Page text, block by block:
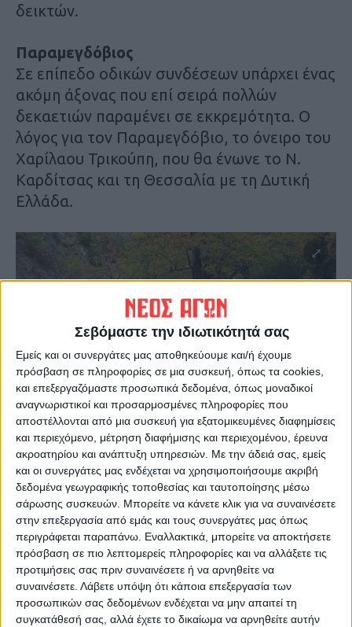
Σεβόμαστε την ιδιωτικότητά σας
Εμείς και οι συνεργάτες μας αποθηκεύουμε και/ή έχουμε
πρόσβαση σε πληροφορίες σε μια συσκευή, όπως τα cookies,
και επεξεργαζόμαστε προσωπικά δεδομένα, όπως μοναδικοί
αναγνωριστικοί και προσαρμοσμένες πληροφορίες που
αποστέλλονται από μια συσκευή για εξατομικευμένες διαφημίσεις
και περιεχόμενο, μέτρηση διαφήμισης και περιεχομένου, έρευνα
ακροατηρίου και ανάπτυξη υπηρεσιών. Με την άδειά σας, εμείς
και οι συνεργάτες μας ενδέχεται να χρησιμοποιήσουμε ακριβή
δεδομένα γεωγραφικής τοποθεσίας και ταυτοποίησης μέσω
σάρωσης συσκευών. Μπορείτε να κάνετε κλικ για να συναινέσετε
στην επεξεργασία από εμάς και τους συνεργάτες μας όπως
περιγράφεται παραπάνω. Εναλλακτικά, μπορείτε να αποκτήσετε
πρόσβαση σε πιο λεπτομερείς πληροφορίες και να αλλάξετε τις
προτιμήσεις σας πριν συναινέσετε ή να αρνηθείτε να
συναινέσετε. Λάβετε υπόψη ότι κάποια επεξεργασία των
προσωπικών σας δεδομένων ενδέχεται να μην απαιτεί τη
συγκατάθεσή σας, αλλά έχετε το δικαίωμα να αρνηθείτε αυτήν
δεικτών.
Παραμεγδόβιος
Σε επίπεδο οδικών συνδέσεων υπάρχει ένας
ακόμη άξονας που επί σειρά πολλών
δεκαετιών παραμένει σε εκκρεμότητα. Ο
λόγος για τον Παραμεγδόβιο, το όνειρο του
Χαρίλαου Τρικούπη, που θα ένωνε το Ν.
Καρδίτσας και τη Θεσσαλία με τη Δυτική
Ελλάδα.
Για τον Παραμεγδόβιο δεν υπάρχει καμία
εξέλιξη, σημειώνει στον «Νέο Αγώνα» ο
Πρόεδρος της Ένωσης Αγραφιώτικων
Χωριών Βασ. Τσαντήλας. Στα συρτάρια της
Περιφέρειας Θεσσαλίας, αναφέρει,
βρίσκεται η μελέτη ύψους 3 εκ. ευρώ που
έχει συντάξει εδώ και μια δεκαετία για την